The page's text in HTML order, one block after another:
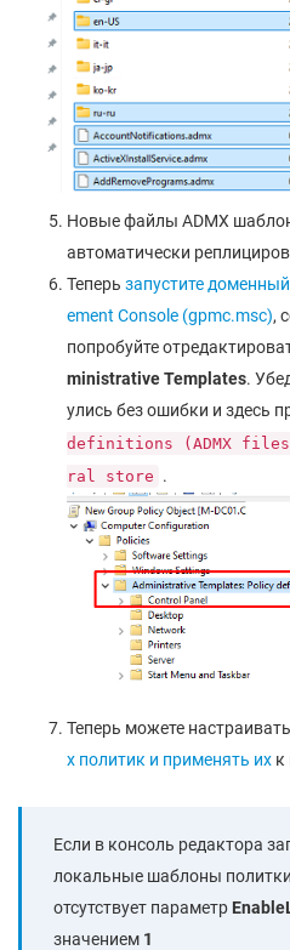
Новые файлы ADMX
автоматически
Теперь запустите
ement Console (gpmc.msc),
попробуйте
ministrative Templates.
улись без ошибки и здесь
definitions (ADMX
ral store .
Теперь можете
х политик и применять их к
Если в консоль редактора
локальные шаблоны
отсутствует параметр
значением 1